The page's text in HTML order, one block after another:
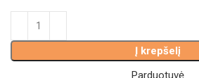
Į krepšelį
Parduotuvė